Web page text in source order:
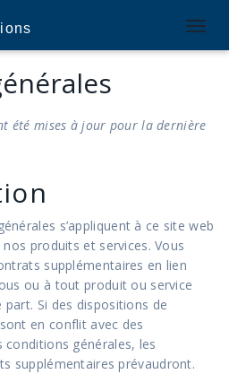
T
o
e
g
été mises à jour pour la dernière
s’appliquent à ce site web
produits et services. Vous
supplémentaires en lien
ou à tout produit ou service
Si des dispositions de
en conflit avec des
générales, les
supplémentaires prévaudront.